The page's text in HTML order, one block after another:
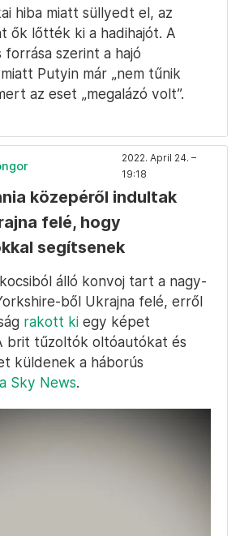
hiba miatt süllyedt el, az
ők lőtték ki a hadihajót. A
forrása szerint a hajó
Putyin már „nem tűnik
az eset „megalázó volt”.
2022. April 24. –
19:18
közepéről indultak
felé, hogy
segítsenek
álló konvoj tart a nagy-
ből Ukrajna felé, erről
rakott ki egy képet
brit tűzoltók oltóautókat és
küldenek a háborús
a Sky News.